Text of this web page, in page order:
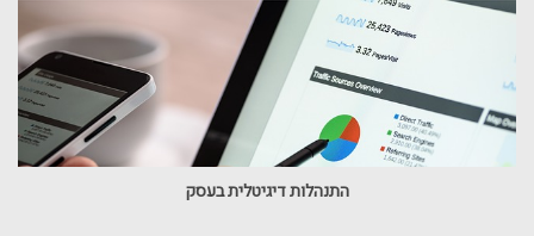
התנהלות דיגיטלית בעסק